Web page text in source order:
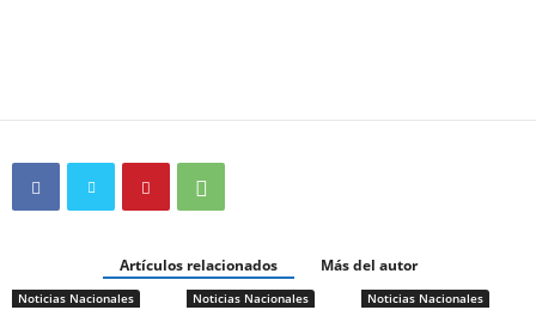
Artículos relacionados Más del autor
Noticias Nacionales Noticias Nacionales Noticias Nacionales